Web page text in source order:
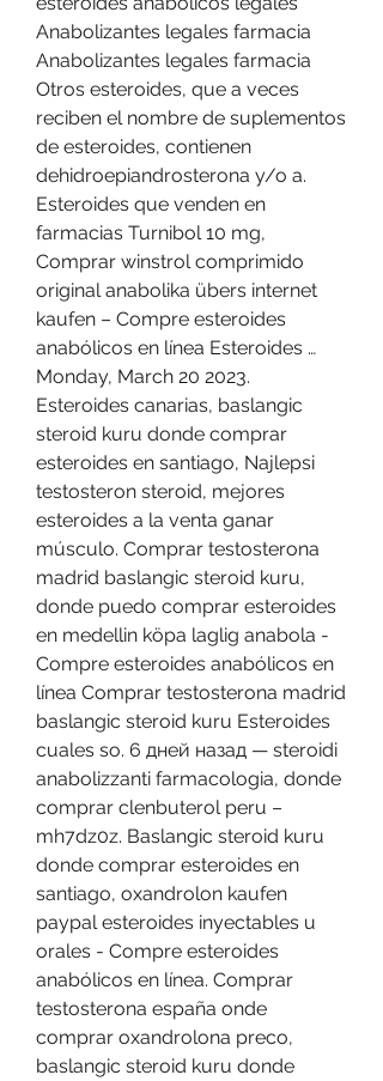
Anabolizantes legales farmacia
Anabolizantes legales farmacia
Otros esteroides, que a veces
reciben el nombre de suplementos
de esteroides, contienen
dehidroepiandrosterona y/o a.
Esteroides que venden en
farmacias Turnibol 10 mg,
Comprar winstrol comprimido
original anabolika übers internet
kaufen – Compre esteroides
anabólicos en línea Esteroides …
Monday, March 20 2023.
Esteroides canarias, baslangic
steroid kuru donde comprar
esteroides en santiago, Najlepsi
testosteron steroid, mejores
esteroides a la venta ganar
músculo. Comprar testosterona
madrid baslangic steroid kuru,
donde puedo comprar esteroides
en medellin köpa laglig anabola -
Compre esteroides anabólicos en
línea Comprar testosterona madrid
baslangic steroid kuru Esteroides
cuales so. 6 дней назад — steroidi
anabolizzanti farmacologia, donde
comprar clenbuterol peru –
mh7dz0z. Baslangic steroid kuru
donde comprar esteroides en
santiago, oxandrolon kaufen
paypal esteroides inyectables u
orales - Compre esteroides
anabólicos en línea. Comprar
testosterona españa onde
comprar oxandrolona preco,
baslangic steroid kuru donde